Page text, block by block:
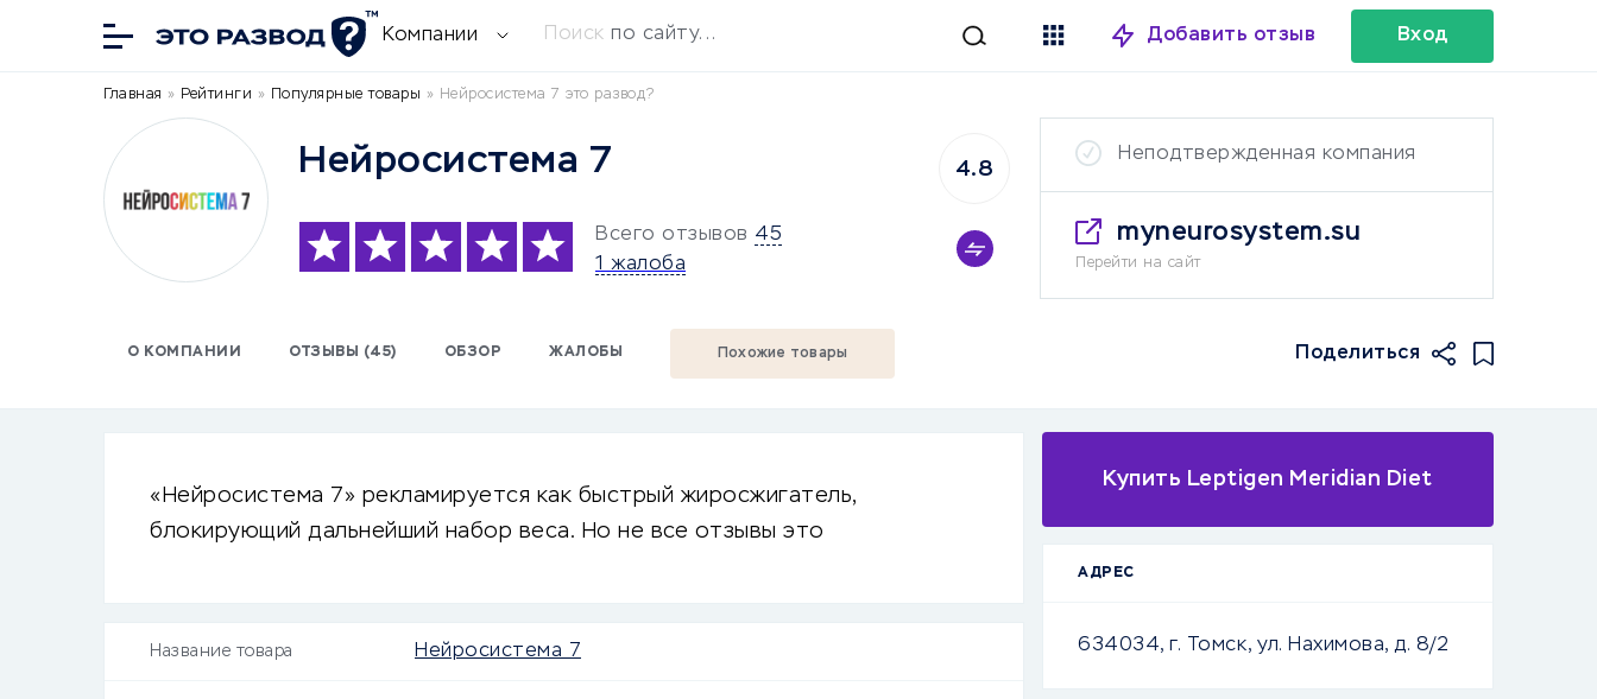
Компании Поиск по сайту... Добавить отзыв Вход
Главная » Рейтинги » Популярные товары » Нейросистема 7 это развод?
Нейросистема 7
Всего отзывов 45
1 жалоба
4.8
Неподтвержденная компания
myneurosystem.su
Перейти на сайт
О КОМПАНИИ ОТЗЫВЫ (45) ОБЗОР ЖАЛОБЫ Похожие товары Поделиться
«Нейросистема 7» рекламируется как быстрый жиросжигатель,
блокирующий дальнейший набор веса. Но не все отзывы это
Название товара Нейросистема 7
Купить Leptigen Meridian Diet
АДРЕС
634034, г. Томск, ул. Нахимова, д. 8/2